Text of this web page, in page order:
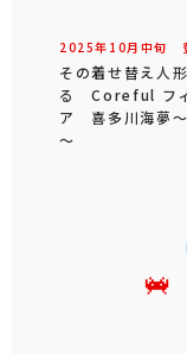
2025年 10月 中旬
その着せ替え人
る Coreful フ
ア 喜多川海夢
～